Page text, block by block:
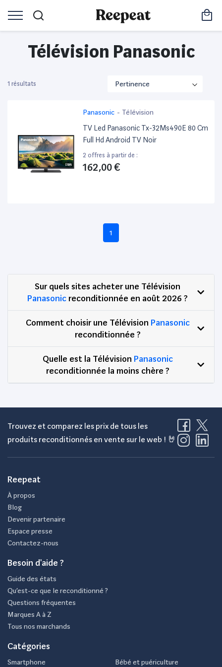
Télévision Panasonic
1 résultats
Panasonic - Télévision
TV Led Panasonic Tx-32Ms490E 80 Cm
Full Hd Android TV Noir
2 offres à partir de :
162,00 €
1
Sur quels sites acheter une Télévision
Panasonic reconditionnée en août 2026 ?
Comment choisir une Télévision Panasonic
reconditionnée ?
Quelle est la Télévision Panasonic
reconditionnée la moins chère ?
Trouvez et comparez les prix de tous les
produits reconditionnés en vente sur le web ! 🤘
Reepeat
À propos
Blog
Devenir partenaire
Espace presse
Contactez-nous
Besoin d'aide ?
Guide des états
Qu’est-ce que le reconditionné ?
Questions fréquentes
Marques A à Z
Tous nos marchands
Catégories
Smartphone Bébé et puériculture